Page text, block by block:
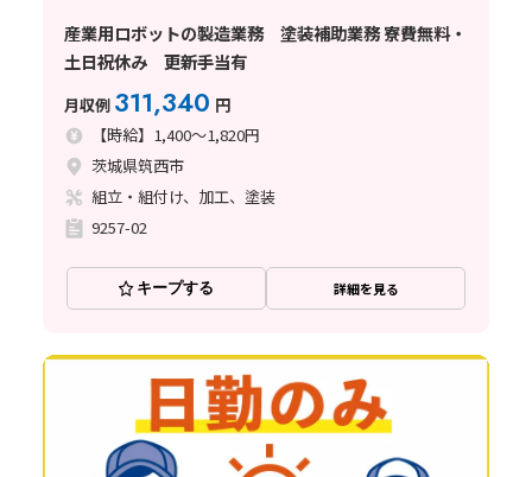
産業用ロボットの製造業務 塗装補助業務 寮費無料・
土日祝休み 更新手当有
月収例 311,340 円
【時給】1,400～1,820円
茨城県筑西市
組立・組付け、加工、塗装
9257-02
キープする 詳細を見る